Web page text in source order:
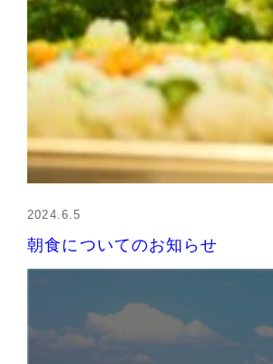
2024.6.5
朝食についてのお知らせ